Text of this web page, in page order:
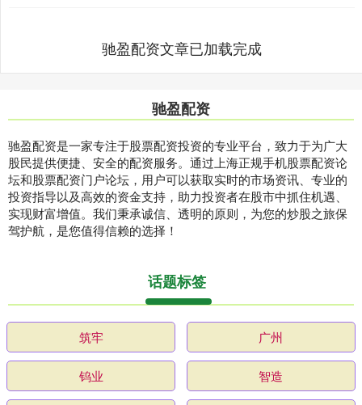
驰盈配资文章已加载完成
驰盈配资
驰盈配资是一家专注于股票配资投资的专业平台，致力于为广大
股民提供便捷、安全的配资服务。通过上海正规手机股票配资论
坛和股票配资门户论坛，用户可以获取实时的市场资讯、专业的
投资指导以及高效的资金支持，助力投资者在股市中抓住机遇、
实现财富增值。我们秉承诚信、透明的原则，为您的炒股之旅保
驾护航，是您值得信赖的选择！
话题标签
筑牢 广州
钨业 智造